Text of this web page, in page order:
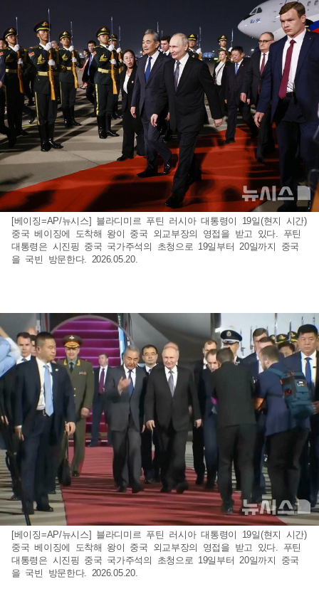
[베이징=AP/뉴시스] 블라디미르 푸틴 러시아 대통령이 19일(현지 시간)
중국 베이징에 도착해 왕이 중국 외교부장의 영접을 받고 있다. 푸틴
대통령은 시진핑 중국 국가주석의 초청으로 19일부터 20일까지 중국
을 국빈 방문한다. 2026.05.20.
[베이징=AP/뉴시스] 블라디미르 푸틴 러시아 대통령이 19일(현지 시간)
중국 베이징에 도착해 왕이 중국 외교부장의 영접을 받고 있다. 푸틴
대통령은 시진핑 중국 국가주석의 초청으로 19일부터 20일까지 중국
을 국빈 방문한다. 2026.05.20.